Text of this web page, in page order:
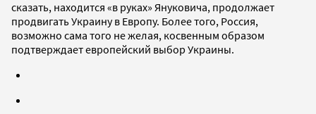
сказать, находится «в руках» Януковича, продолжает
продвигать Украину в Европу. Более того, Россия,
возможно сама того не желая, косвенным образом
подтверждает европейский выбор Украины.